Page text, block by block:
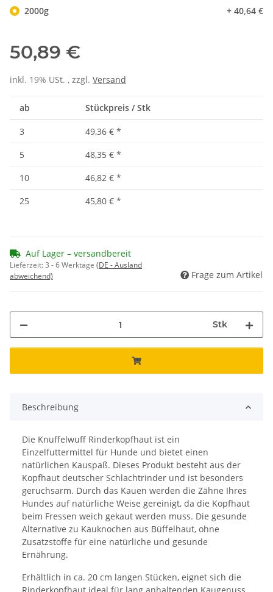
2000g
+ 40,64 €
50,89 €
inkl. 19% USt. , zzgl. Versand
ab Stückpreis / Stk
3 49,36 € *
5
48,35 € *
10
46,82 € *
25
45,80 € *
Auf Lager – versandbereit
Lieferzeit:3 - 6 Werktage (DE - Ausland
abweichend)
Frage zum Artikel
Stk
Beschreibung
Die Knuffelwuff Rinderkopfhaut ist ein
Einzelfuttermittel für Hunde und bietet einen
natürlichen Kauspaß. Dieses Produkt besteht aus der
Kopfhaut deutscher Schlachtrinder und ist besonders
geruchsarm. Durch das Kauen werden die Zähne Ihres
Hundes auf natürliche Weise gereinigt, da die Kopfhaut
beim Fressen weich gekaut werden muss. Die gesunde
Alternative zu Kauknochen aus Büffelhaut, ohne
Zusatzstoffe für eine natürliche und gesunde
Ernährung.
Erhältlich in ca. 20 cm langen Stücken, eignet sich die